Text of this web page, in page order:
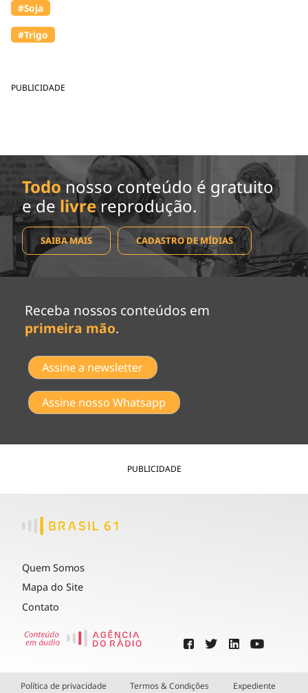
PUBLICIDADE
#Soja
#Trigo
Todo nosso conteúdo é gratuito
e de livrereprodução.
SAIBA MAIS CADASTRO DE MÍDIAS
Receba nossos conteúdos em
primeira mão.
Assine a newsletter
Assine nosso Whatsapp
PUBLICIDADE
Quem Somos
Mapa do Site
Contato
Política de privacidade Termos & Condições Expediente